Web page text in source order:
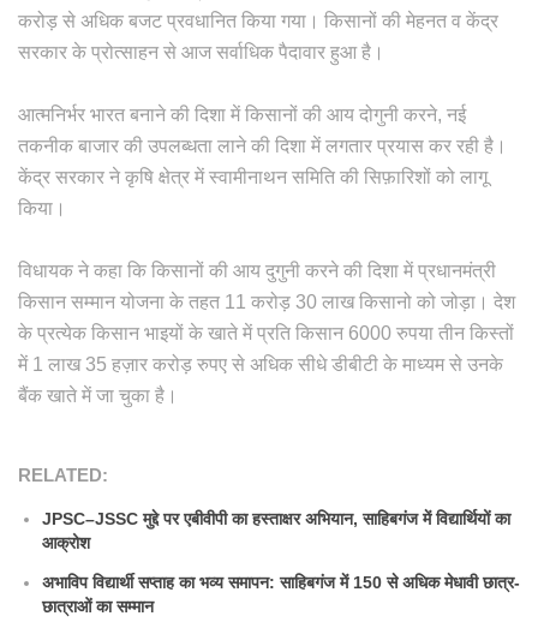
करोड़ से अधिक बजट प्रवधानित किया गया। किसानों की मेहनत व केंद्र
सरकार के प्रोत्साहन से आज सर्वाधिक पैदावार हुआ है।
आत्मनिर्भर भारत बनाने की दिशा में किसानों की आय दोगुनी करने, नई
तकनीक बाजार की उपलब्धता लाने की दिशा में लगतार प्रयास कर रही है।
केंद्र सरकार ने कृषि क्षेत्र में स्वामीनाथन समिति की सिफ़ारिशों को लागू
किया।
विधायक ने कहा कि किसानों की आय दुगुनी करने की दिशा में प्रधानमंत्री
किसान सम्मान योजना के तहत 11 करोड़ 30 लाख किसानो को जोड़ा। देश
के प्रत्येक किसान भाइयों के खाते में प्रति किसान 6000 रुपया तीन किस्तों
में 1 लाख 35 हज़ार करोड़ रुपए से अधिक सीधे डीबीटी के माध्यम से उनके
बैंक खाते में जा चुका है।
RELATED:
JPSC–JSSC मुद्दे पर एबीवीपी का हस्ताक्षर अभियान, साहिबगंज में विद्यार्थियों का
आक्रोश
अभाविप विद्यार्थी सप्ताह का भव्य समापन: साहिबगंज में 150 से अधिक मेधावी छात्र-
छात्राओं का सम्मान